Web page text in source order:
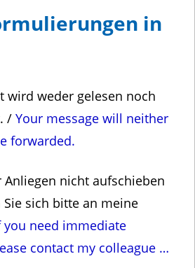
in
wird weder gelesen noch
/ Your message will neither
forwarded.
Anliegen nicht aufschieben
Sie sich bitte an meine
you need immediate
contact my colleague …